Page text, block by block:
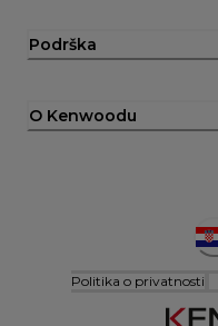
Podrška
O Kenwoodu
Politika o privatnosti